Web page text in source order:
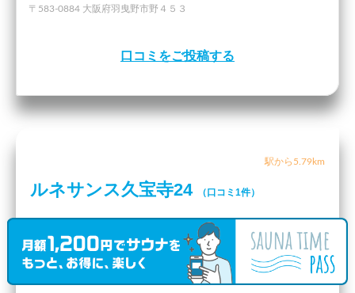
〒583-0884 大阪府羽曳野市野４５３
口コミをご投稿する
駅から5.79km
ルネサンス久宝寺24 （口コミ1件）
〒581-0069 大阪府八尾市龍華町２丁目２−４ ゼビオスポーツタウン
久宝寺 内